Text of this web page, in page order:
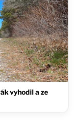
vyhodil a ze